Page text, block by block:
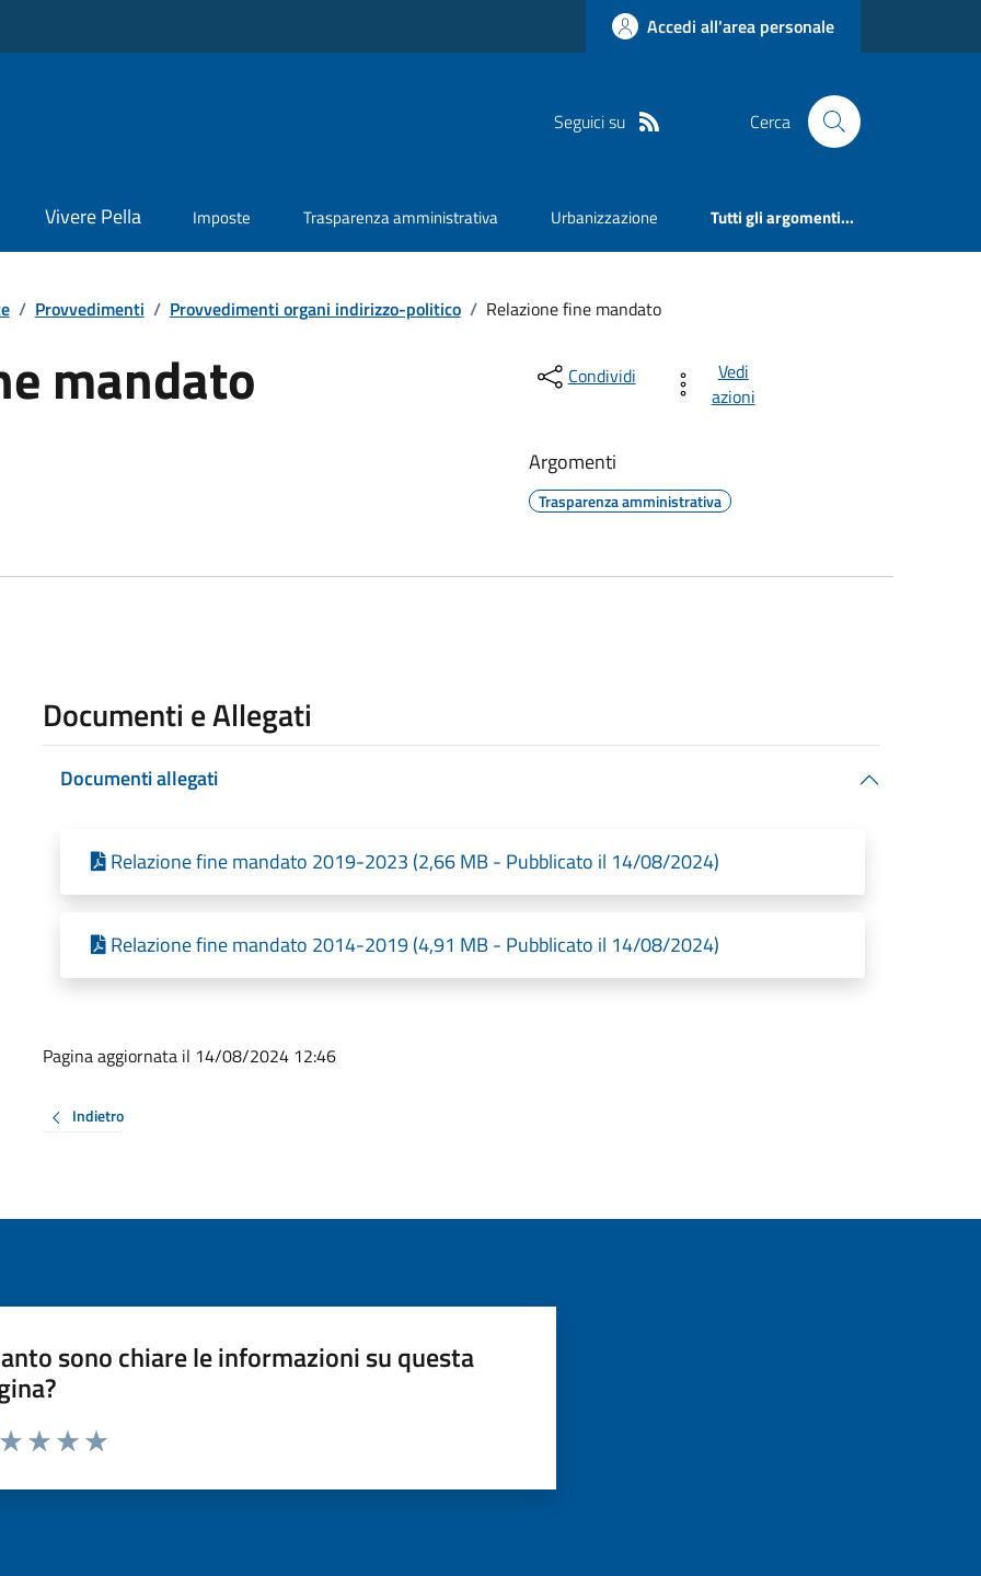
Accedi all'area personale
Seguici su Cerca
Vivere Pella Imposte Trasparenza amministrativa Urbanizzazione Tutti gli argomenti...
/ Provvedimenti / Provvedimenti organi indirizzo-politico / Relazione fine mandato
mandato Condividi
Vedi
azioni
Argomenti
Trasparenza amministrativa
Documenti e Allegati
Documenti allegati
Relazione fine mandato 2019-2023 (2,66 MB - Pubblicato il 14/08/2024)
Relazione fine mandato 2014-2019 (4,91 MB - Pubblicato il 14/08/2024)
Pagina aggiornata il 14/08/2024 12:46
Indietro
sono chiare le informazioni su questa
da 1 a 5 stelle la pagina